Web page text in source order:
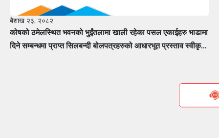
बैशाख २३, २०८२
कोषको ठमेलस्थित भवनको भुईंतलामा खाली रहेका पसल एकाईहरु भाडामा
दिने सम्बन्धमा प्राप्त सिलबन्दी बोलपत्रहरुको आधारभूत प्रस्ताव स्वीकृत